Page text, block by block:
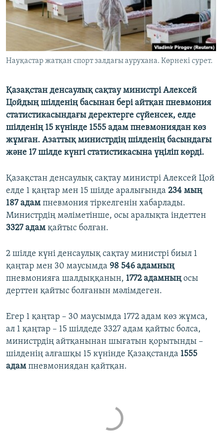
Басқа тілдерде
Науқастар жатқан спорт залдағы аурухана. Көрнекі сурет.
Қазақстан денсаулық сақтау министрі Алексей
Цойдың шілденің басынан бері айтқан пневмония
статистикасындағы деректерге сүйенсек, елде
шілденің 15 күнінде 1555 адам пневмониядан көз
жұмған. Азаттық министрдің шілденің басындағы
және 17 шілде күнгі статистикасына үңіліп көрді.
Қазақстан денсаулық сақтау министрі Алексей Цой
елде 1 қаңтар мен 15 шілде аралығында 234 мың
187 адам пневмония тіркелгенін хабарлады.
Министрдің мәліметінше, осы аралықта індеттен
3327 адам қайтыс болған.
2 шілде күні денсаулық сақтау министрі биыл 1
қаңтар мен 30 маусымда 98 546 адамның
пневмонияға шалдыққанын, 1772 адамныңосы
дерттен қайтыс болғанын мәлімдеген.
Егер 1 қаңтар – 30 маусымда 1772 адам көз жұмса,
ал 1 қаңтар – 15 шілдеде 3327 адам қайтыс болса,
министрдің айтқанынан шығатын қорытынды –
шілденің алғашқы 15 күнінде Қазақстанда 1555
адам пневмониядан қайтқан.